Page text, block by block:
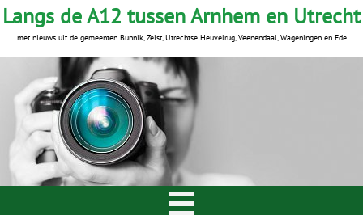
Langs de A12 tussen Arnhem en Utrecht
met nieuws uit de gemeenten Bunnik, Zeist, Utrechtse Heuvelrug, Veenendaal, Wageningen en Ede